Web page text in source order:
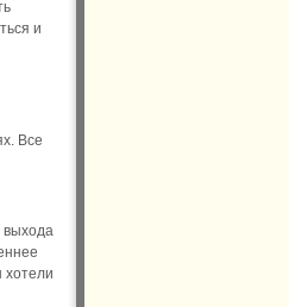
и
Все
выхода
хотели